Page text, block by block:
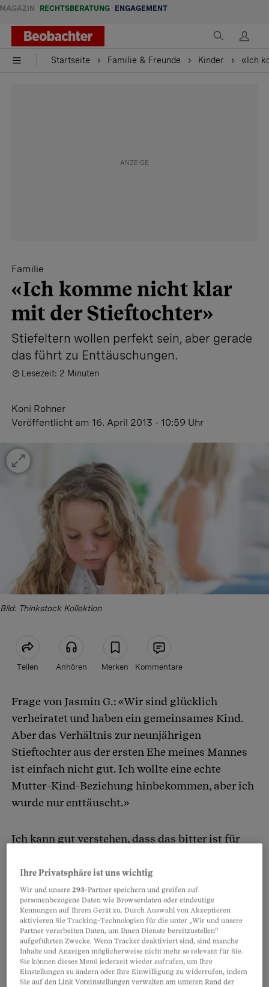
MAGAZIN RECHTSBERATUNG ENGAGEMENT
Startseite Familie & Freunde Kinder «Ich
Familie
«Ich komme nicht klar
mit der Stieftochter»
Stiefeltern wollen perfekt sein, aber gerade
das führt zu Enttäuschungen.
Lesezeit: 2 Minuten
Koni Rohner
Veröffentlicht am 16. April 2013 - 10:59 Uhr
Bild: Thinkstock Kollektion
Teilen Anhören Merken Kommentare
Artikel teilen
Frage von Jasmin G.: «Wir sind glücklich
verheiratet und haben ein gemeinsames Kind.
Aber das Verhältnis zur neunjährigen
Stieftochter aus der ersten Ehe meines Mannes
ist einfach nicht gut. Ich wollte eine echte
Mutter-Kind-Beziehung hinbekommen, aber ich
wurde nur enttäuscht.»
Ich kann gut verstehen, dass das bitter ist für
war wohl falsch. Ihre Stieftochter hat bereits
eine Mutter, diese Rolle ist besetzt. Sie müssen
eine anders geartete Beziehung zu ihr aufbauen.
Dann werden sich die Spannungen verringern.
Das ist zwar eine schwierige Aufgabe, aber eine
durchaus lösbare.
Ihre Privatsphäre ist uns wichtig
Wir und unsere293-Partner speichern und greifen auf
personenbezogene Daten wie Browserdaten oder eindeutige
Kennungen auf Ihrem Gerät zu. Durch Auswahl von Akzeptieren
aktivieren Sie Tracking-Technologien für die unter „Wir und unsere
Partner verarbeiten Daten, um Ihnen Dienste bereitzustellen“
aufgeführten Zwecke. Wenn Tracker deaktiviert sind, sind manche
Inhalte und Anzeigen möglicherweise nicht mehr so relevant für Sie.
Sie können dieses Menü jederzeit wieder aufrufen, um Ihre
Einstellungen zu ändern oder Ihre Einwilligung zu widerrufen, indem
Sie auf den Link Voreinstellungen verwalten am unteren Rand der